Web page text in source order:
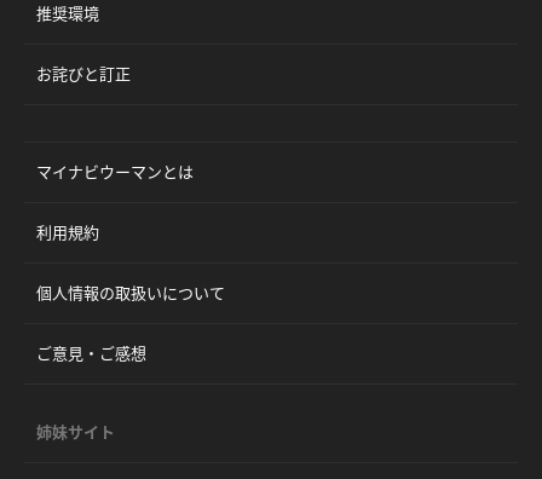
推奨環境
お詫びと訂正
マイナビウーマンとは
利用規約
個人情報の取扱いについて
ご意見・ご感想
姉妹サイト